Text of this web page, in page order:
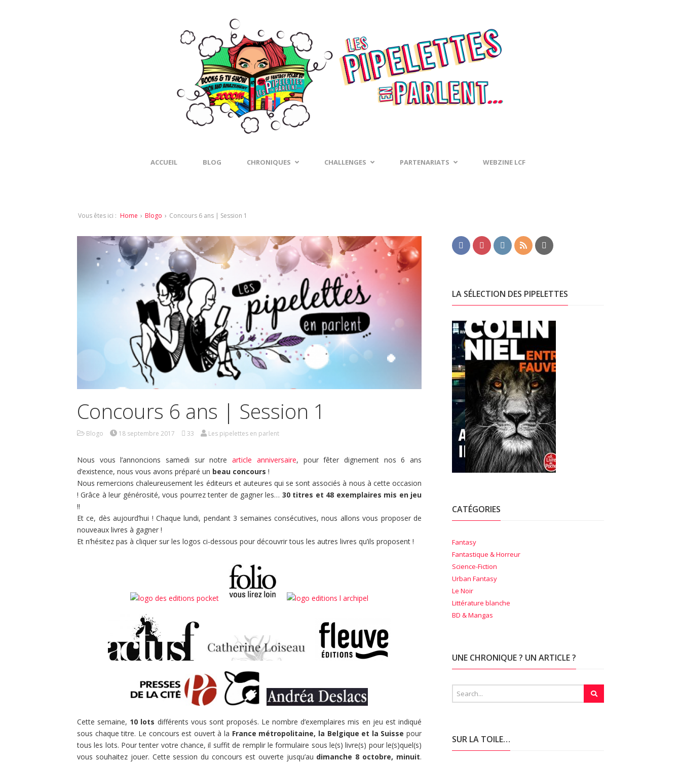
ACCUEIL BLOG CHRONIQUES CHALLENGES PARTENARIATS WEBZINE LCF
Vous êtes ici : Home › Blogo › Concours 6 ans | Session 1
Concours 6 ans | Session 1
Blogo 18 septembre 2017 33 Les pipelettes en parlent
Nous vous l’annoncions samedi sur notrearticle anniversaire, pour fêter dignement nos 6 ans
d’existence, nous vous avons préparé un beau concours !
Nous remercions chaleureusement les éditeurs et auteures qui se sont associés à nous à cette occasion
! Grâce à leur générosité, vous pourrez tenter de gagner les… 30 titres et 48 exemplaires mis en jeu
!!
Et ce, dès aujourd’hui ! Chaque lundi, pendant 3 semaines consécutives, nous allons vous proposer de
nouveaux livres à gagner !
Et n’hésitez pas à cliquer sur les logos ci-dessous pour découvrir tous les autres livres qu’ils proposent !
Cette semaine, 10 lots différents vous sont proposés. Le nombre d’exemplaires mis en jeu est indiqué
sous chaque titre. Le concours est ouvert à la France métropolitaine, la Belgique et la Suisse pour
tous les lots. Pour tenter votre chance, il suffit de remplir le formulaire sous le(s) livre(s) pour le(s)quel(s)
vous souhaitez jouer. Cette session du concours est ouverte jusqu’au dimanche 8 octobre, minuit.
LA SÉLECTION DES PIPELETTES
CATÉGORIES
Fantasy
Fantastique & Horreur
Science-Fiction
Urban Fantasy
Le Noir
Littérature blanche
BD & Mangas
UNE CHRONIQUE ? UN ARTICLE ?
SUR LA TOILE…